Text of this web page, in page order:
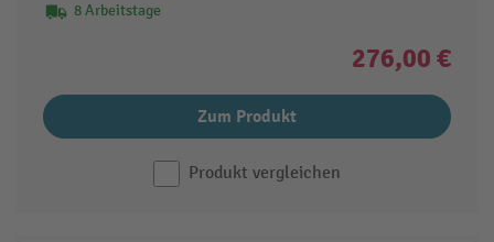
8 Arbeitstage
276,00 €
Zum Produkt
Produkt vergleichen